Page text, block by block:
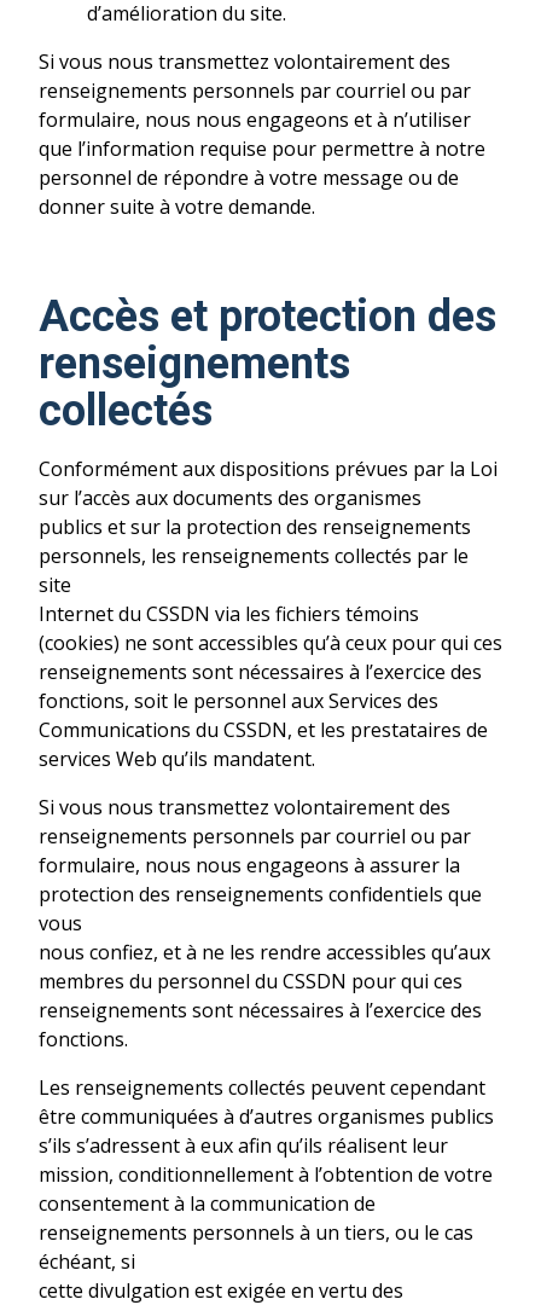
d’amélioration du site.
Si vous nous transmettez volontairement des
renseignements personnels par courriel ou par
formulaire, nous nous engageons et à n’utiliser
que l’information requise pour permettre à notre
personnel de répondre à votre message ou de
donner suite à votre demande.
Accès et protection des
renseignements
collectés
Conformément aux dispositions prévues par la Loi
sur l’accès aux documents des organismes
publics et sur la protection des renseignements
personnels, les renseignements collectés par le
site
Internet du CSSDN via les fichiers témoins
(cookies) ne sont accessibles qu’à ceux pour qui ces
renseignements sont nécessaires à l’exercice des
fonctions, soit le personnel aux Services des
Communications du CSSDN, et les prestataires de
services Web qu’ils mandatent.
Si vous nous transmettez volontairement des
renseignements personnels par courriel ou par
formulaire, nous nous engageons à assurer la
protection des renseignements confidentiels que
vous
nous confiez, et à ne les rendre accessibles qu’aux
membres du personnel du CSSDN pour qui ces
renseignements sont nécessaires à l’exercice des
fonctions.
Les renseignements collectés peuvent cependant
être communiquées à d’autres organismes publics
s’ils s’adressent à eux afin qu’ils réalisent leur
mission, conditionnellement à l’obtention de votre
consentement à la communication de
renseignements personnels à un tiers, ou le cas
échéant, si
cette divulgation est exigée en vertu des